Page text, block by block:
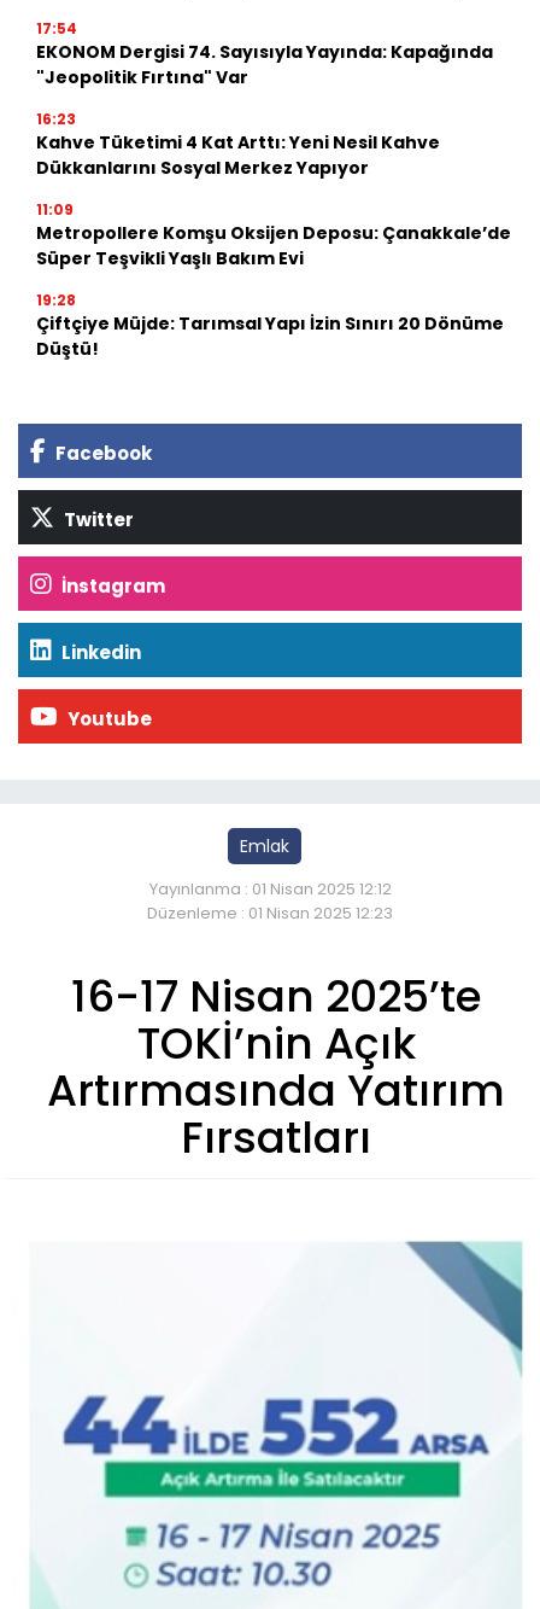
17:54
EKONOM Dergisi 74. Sayısıyla Yayında: Kapağında
"Jeopolitik Fırtına" Var
16:23
Kahve Tüketimi 4 Kat Arttı: Yeni Nesil Kahve
Dükkanlarını Sosyal Merkez Yapıyor
11:09
Metropollere Komşu Oksijen Deposu: Çanakkale’de
Süper Teşvikli Yaşlı Bakım Evi
19:28
Çiftçiye Müjde: Tarımsal Yapı İzin Sınırı 20 Dönüme
Düştü!
Facebook
Twitter
İnstagram
Linkedin
Youtube
Emlak
Yayınlanma : 01 Nisan 2025 12:12
Düzenleme : 01 Nisan 2025 12:23
16-17 Nisan 2025’te
TOKİ’nin Açık
Artırmasında Yatırım
Fırsatları